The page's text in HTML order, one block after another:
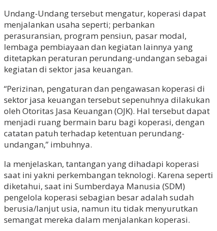
Undang-Undang tersebut mengatur, koperasi dapat
menjalankan usaha seperti; perbankan
perasuransian, program pensiun, pasar modal,
lembaga pembiayaan dan kegiatan lainnya yang
ditetapkan peraturan perundang-undangan sebagai
kegiatan di sektor jasa keuangan.
“Perizinan, pengaturan dan pengawasan koperasi di
sektor jasa keuangan tersebut sepenuhnya dilakukan
oleh Otoritas Jasa Keuangan (OJK). Hal tersebut dapat
menjadi ruang bermain baru bagi koperasi, dengan
catatan patuh terhadap ketentuan perundang-
undangan,” imbuhnya.
Ia menjelaskan, tantangan yang dihadapi koperasi
saat ini yakni perkembangan teknologi. Karena seperti
diketahui, saat ini Sumberdaya Manusia (SDM)
pengelola koperasi sebagian besar adalah sudah
berusia/lanjut usia, namun itu tidak menyurutkan
semangat mereka dalam menjalankan koperasi.